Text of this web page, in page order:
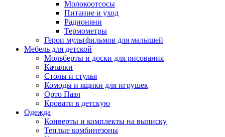
Молокоотсосы
Питание и уход
Радионяни
Термометры
Герои мультфильмов для малышей
Мебель для детской
Мольберты и доски для рисования
Качалки
Столы и стулья
Комоды и ящики для игрушек
Орто Пазл
Кровати в детскую
Одежда
Конверты и комплекты на выписку
Теплые комбинезоны